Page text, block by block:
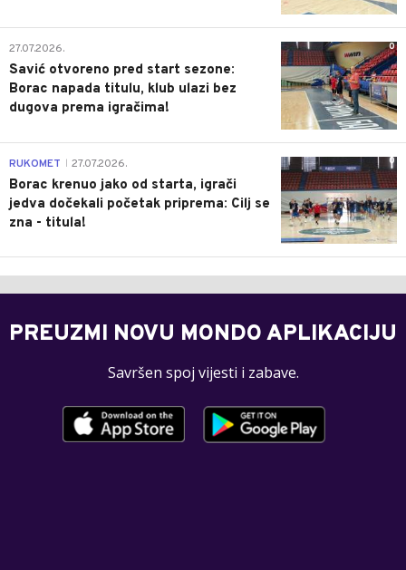
0
27.07.2026.
Savić otvoreno pred start sezone:
Borac napada titulu, klub ulazi bez
dugova prema igračima!
0
RUKOMET 27.07.2026.
Borac krenuo jako od starta, igrači
jedva dočekali početak priprema: Cilj se
zna - titula!
PREUZMI NOVU MONDO APLIKACIJU
Savršen spoj vijesti i zabave.